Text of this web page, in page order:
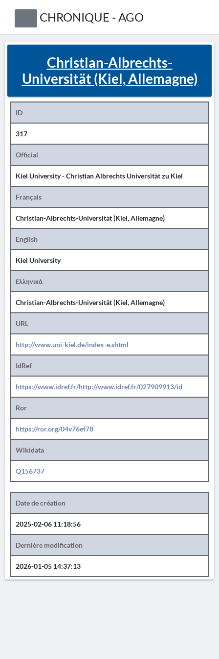
CHRONIQUE - AGO
Christian-Albrechts-
Universität (Kiel, Allemagne)
ID
317
Official
Kiel University - Christian Albrechts Universität zu Kiel
Français
Christian-Albrechts-Universität (Kiel, Allemagne)
English
Kiel University
Ελληνικά
Christian-Albrechts-Universität (Kiel, Allemagne)
URL
http://www.uni-kiel.de/index-e.shtml
IdRef
https://www.idref.fr/http://www.idref.fr/027909913/id
Ror
https://ror.org/04v76ef78
Wikidata
Q156737
Date de création
2025-02-06 11:18:56
Dernière modification
2026-01-05 14:37:13